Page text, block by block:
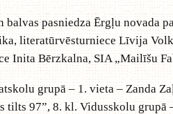
pasniedza Ērgļu novada
literatūrvēsturniece Līvija
Inita Bērzkalna, SIA „Mailīšu
grupā – 1. vieta – Zanda
tilts 97”, 8. kl. Vidusskolu